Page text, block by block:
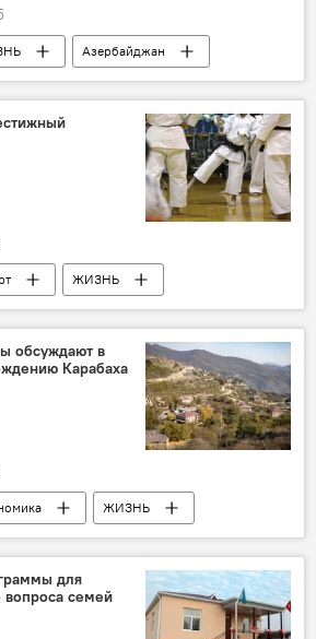
Азербайджан
Экспонаты
ЖИЗНЬ
турнир
каратэ
отмена
обсуждают в
Карабаха
ЖИЗНЬ
Азербайджан
для
семей